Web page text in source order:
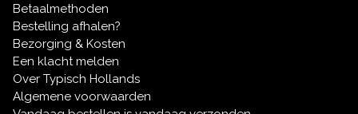
Betaalmethoden
Bestelling afhalen?
Bezorging & Kosten
Een klacht melden
Over Typisch Hollands
Algemene voorwaarden